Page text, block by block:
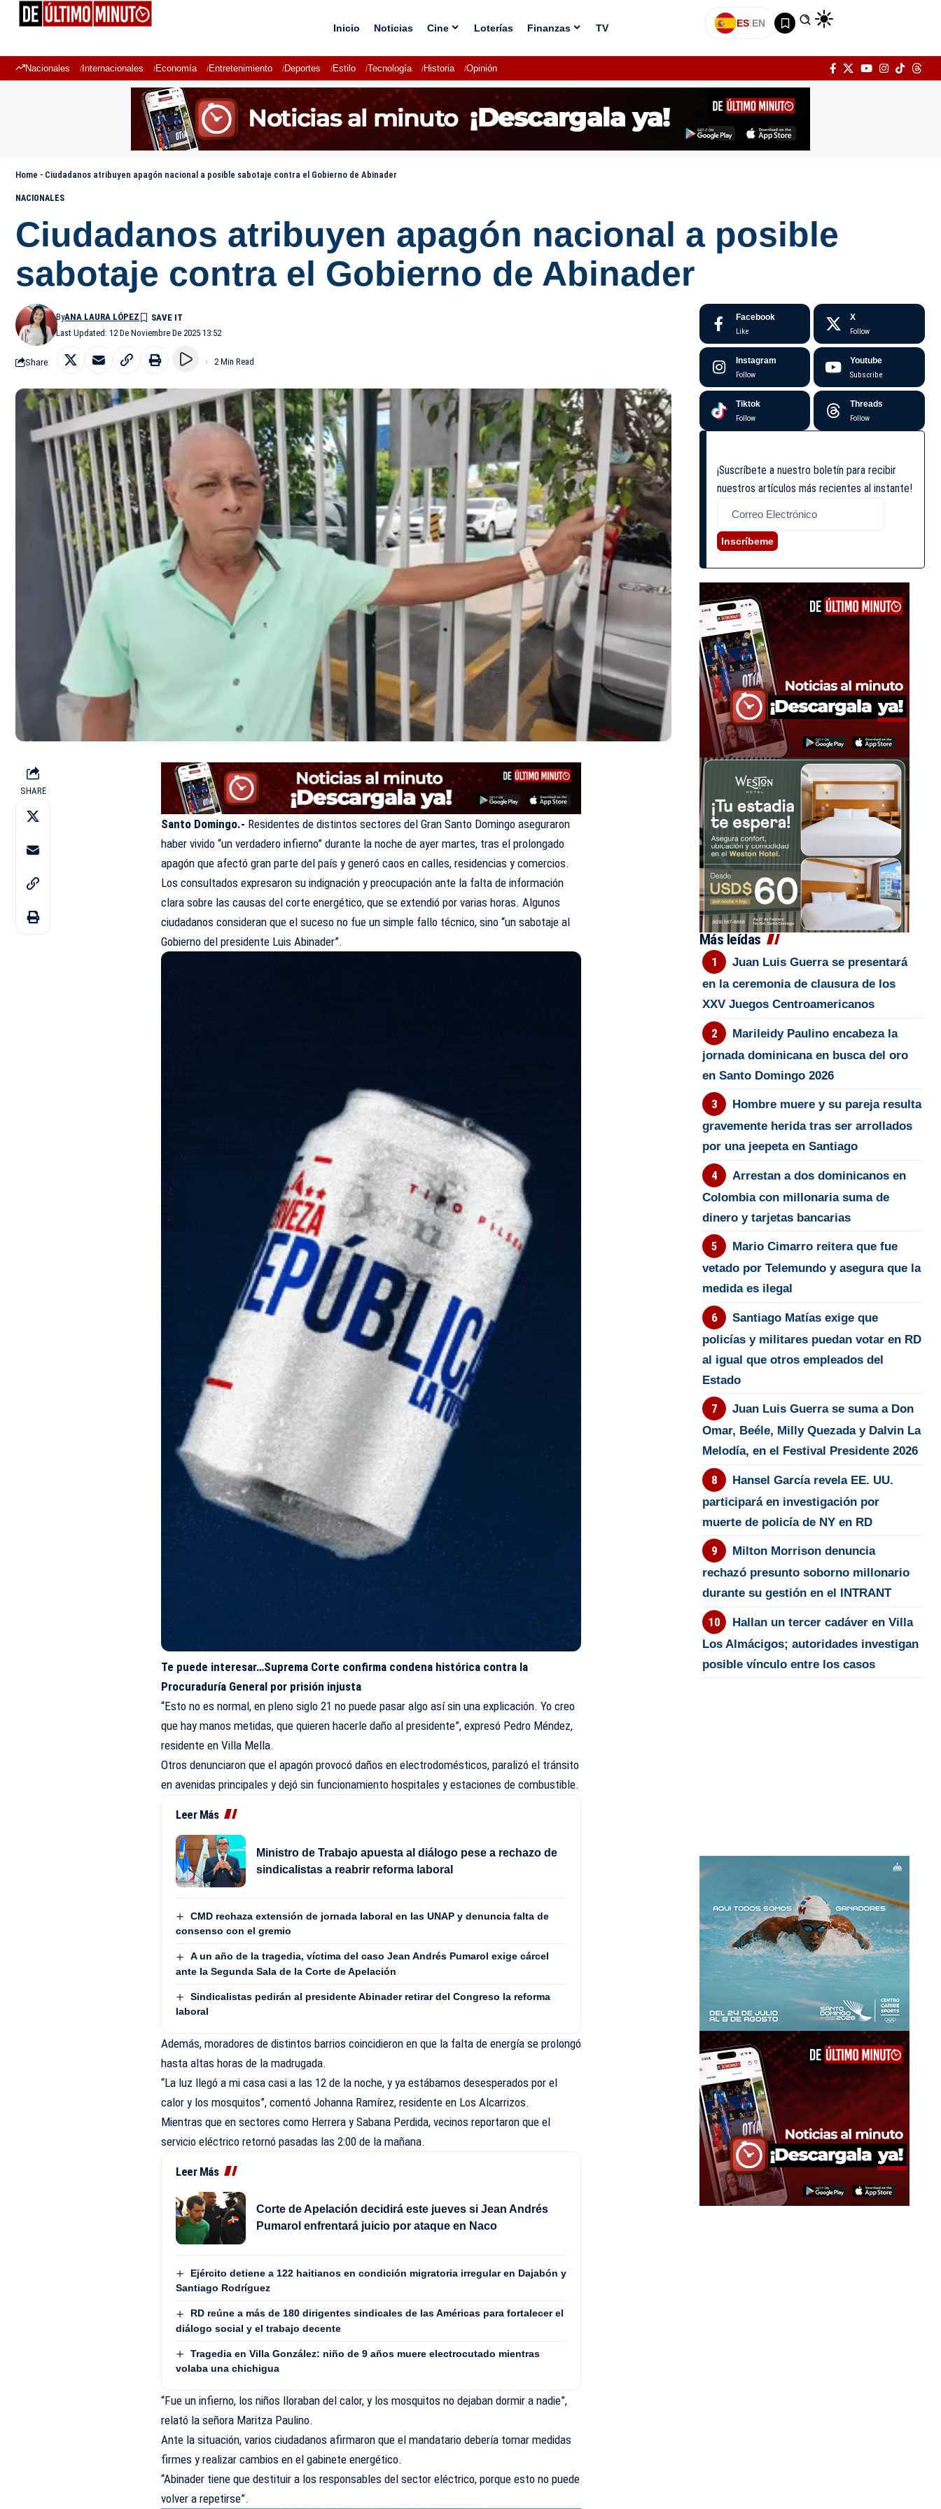
Inicio Noticias Cine Loterías Finanzas TV ES|EN
Nacionales Internacionales Economía Entretenimiento Deportes Estilo Tecnología Historia Opinión
Home - Ciudadanos atribuyen apagón nacional a posible sabotaje contra el Gobierno de Abinader
NACIONALES
Ciudadanos atribuyen apagón nacional a posible
sabotaje contra el Gobierno de Abinader
Last Updated: 12 De Noviembre De 2025 13:52
ByANA LAURA LÓPEZ
Share 2 Min Read
SHARE
Santo Domingo.- Residentes de distintos sectores del Gran Santo Domingo aseguraron
haber vivido “un verdadero infierno” durante la noche de ayer martes, tras el prolongado
apagón que afectó gran parte del país y generó caos en calles, residencias y comercios.
Los consultados expresaron su indignación y preocupación ante la falta de información
clara sobre las causas del corte energético, que se extendió por varias horas. Algunos
ciudadanos consideran que el suceso no fue un simple fallo técnico, sino “un sabotaje al
Gobierno del presidente Luis Abinader”.
Te puede interesar…Suprema Corte confirma condena histórica contra la
Procuraduría General por prisión injusta
“Esto no es normal, en pleno siglo 21 no puede pasar algo así sin una explicación. Yo creo
que hay manos metidas, que quieren hacerle daño al presidente”, expresó Pedro Méndez,
residente en Villa Mella.
Otros denunciaron que el apagón provocó daños en electrodomésticos, paralizó el tránsito
en avenidas principales y dejó sin funcionamiento hospitales y estaciones de combustible.
Leer Más
Ministro de Trabajo apuesta al diálogo pese a rechazo de
sindicalistas a reabrir reforma laboral
CMD rechaza extensión de jornada laboral en las UNAP y denuncia falta de
consenso con el gremio
A un año de la tragedia, víctima del caso Jean Andrés Pumarol exige cárcel
ante la Segunda Sala de la Corte de Apelación
Sindicalistas pedirán al presidente Abinader retirar del Congreso la reforma
laboral
Además, moradores de distintos barrios coincidieron en que la falta de energía se prolongó
hasta altas horas de la madrugada.
“La luz llegó a mi casa casi a las 12 de la noche, y ya estábamos desesperados por el
calor y los mosquitos”, comentó Johanna Ramírez, residente en Los Alcarrizos.
Mientras que en sectores como Herrera y Sabana Perdida, vecinos reportaron que el
servicio eléctrico retornó pasadas las 2:00 de la mañana.
Leer Más
Corte de Apelación decidirá este jueves si Jean Andrés
Pumarol enfrentará juicio por ataque en Naco
Ejército detiene a 122 haitianos en condición migratoria irregular en Dajabón y
Santiago Rodríguez
RD reúne a más de 180 dirigentes sindicales de las Américas para fortalecer el
diálogo social y el trabajo decente
Tragedia en Villa González: niño de 9 años muere electrocutado mientras
volaba una chichigua
“Fue un infierno, los niños lloraban del calor, y los mosquitos no dejaban dormir a nadie”,
relató la señora Maritza Paulino.
Ante la situación, varios ciudadanos afirmaron que el mandatario debería tomar medidas
firmes y realizar cambios en el gabinete energético.
“Abinader tiene que destituir a los responsables del sector eléctrico, porque esto no puede
volver a repetirse”.
Facebook
Like
X
Follow
Instagram
Follow
Youtube
Subscribe
Tiktok
Follow
Threads
Follow
¡Suscríbete a nuestro boletín para recibir
nuestros artículos más recientes al instante!
Inscríbeme
Más leídas
Juan Luis Guerra se presentará
en la ceremonia de clausura de los
XXV Juegos Centroamericanos
Marileidy Paulino encabeza la
jornada dominicana en busca del oro
en Santo Domingo 2026
Hombre muere y su pareja resulta
gravemente herida tras ser arrollados
por una jeepeta en Santiago
Arrestan a dos dominicanos en
Colombia con millonaria suma de
dinero y tarjetas bancarias
Mario Cimarro reitera que fue
vetado por Telemundo y asegura que la
medida es ilegal
Santiago Matías exige que
policías y militares puedan votar en RD
al igual que otros empleados del
Estado
Juan Luis Guerra se suma a Don
Omar, Beéle, Milly Quezada y Dalvin La
Melodía, en el Festival Presidente 2026
Hansel García revela EE. UU.
participará en investigación por
muerte de policía de NY en RD
Milton Morrison denuncia
rechazó presunto soborno millonario
durante su gestión en el INTRANT
Hallan un tercer cadáver en Villa
Los Almácigos; autoridades investigan
posible vínculo entre los casos